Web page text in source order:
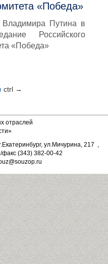
«Победа»
Владимира Путина в
Российского
«Победа»
ctrl →
отраслей
ул.Мичурина, 217 ,
(343) 382-00-42